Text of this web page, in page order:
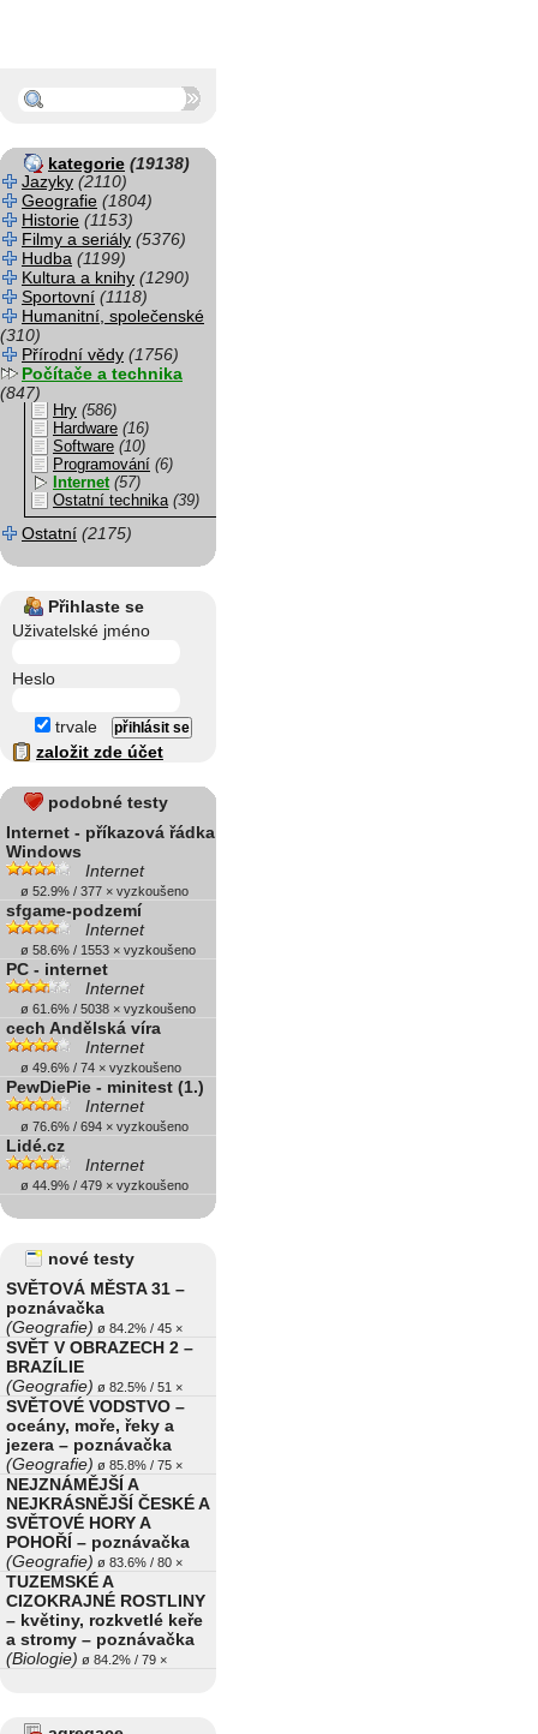
kategorie (19138)
Jazyky (2110)
Geografie (1804)
Historie (1153)
Filmy a seriály (5376)
Hudba (1199)
Kultura a knihy (1290)
Sportovní (1118)
Humanitní, společenské
(310)
Přírodní vědy (1756)
Počítače a technika
(847)
Hry (586)
Hardware (16)
Software (10)
Programování (6)
Internet (57)
Ostatní technika (39)
Ostatní (2175)
Přihlaste se
Uživatelské jméno
Heslo
trvale
založit zde účet
podobné testy
Internet - příkazová řádka
Windows
Internet
ø 52.9% / 377 × vyzkoušeno
sfgame-podzemí
Internet
ø 58.6% / 1553 × vyzkoušeno
PC - internet
Internet
ø 61.6% / 5038 × vyzkoušeno
cech Andělská víra
Internet
ø 49.6% / 74 × vyzkoušeno
PewDiePie - minitest (1.)
Internet
ø 76.6% / 694 × vyzkoušeno
Lidé.cz
Internet
ø 44.9% / 479 × vyzkoušeno
nové testy
SVĚTOVÁ MĚSTA 31 –
poznávačka
(Geografie) ø 84.2% / 45 ×
SVĚT V OBRAZECH 2 –
BRAZÍLIE
(Geografie) ø 82.5% / 51 ×
SVĚTOVÉ VODSTVO –
oceány, moře, řeky a
jezera – poznávačka
(Geografie) ø 85.8% / 75 ×
NEJZNÁMĚJŠÍ A
NEJKRÁSNĚJŠÍ ČESKÉ A
SVĚTOVÉ HORY A
POHOŘÍ – poznávačka
(Geografie) ø 83.6% / 80 ×
TUZEMSKÉ A
CIZOKRAJNÉ ROSTLINY
– květiny, rozkvetlé keře
a stromy – poznávačka
(Biologie) ø 84.2% / 79 ×